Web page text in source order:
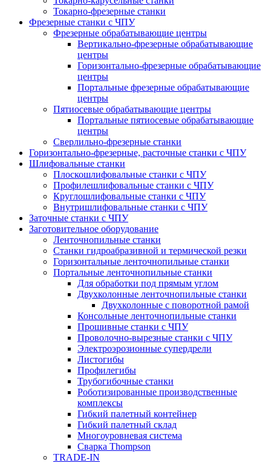
Токарно-фрезерные станки
Фрезерные станки с ЧПУ
Фрезерные обрабатывающие центры
Вертикально-фрезерные обрабатывающие
центры
Горизонтально-фрезерные обрабатывающие
центры
Портальные фрезерные обрабатывающие
центры
Пятиосевые обрабатывающие центры
Портальные пятиосевые обрабатывающие
центры
Сверлильно-фрезерные станки
Горизонтально-фрезерные, расточные станки с ЧПУ
Шлифовальные станки
Плоскошлифовальные станки с ЧПУ
Профилешлифовальные станки с ЧПУ
Круглошлифовальные станки с ЧПУ
Внутришлифовальные станки с ЧПУ
Заточные станки с ЧПУ
Заготовительное оборудование
Ленточнопильные станки
Станки гидроабразивной и термической резки
Горизонтальные ленточнопильные станки
Портальные ленточнопильные станки
Для обработки под прямым углом
Двухколонные ленточнопильные станки
Двухколонные с поворотной рамой
Консольные ленточнопильные станки
Прошивные станки с ЧПУ
Проволочно-вырезные станки с ЧПУ
Электроэрозионные супердрели
Листогибы
Профилегибы
Трубогибочные станки
Роботизированные производственные
комплексы
Гибкий палетный контейнер
Гибкий палетный склад
Многоуровневая система
Сварка Thompson
TRADE-IN